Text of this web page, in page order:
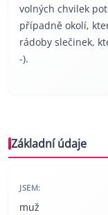
volných chvilek
případně okolí,
rádoby slečinek,
-).
Základní údaje
JSEM:
muž